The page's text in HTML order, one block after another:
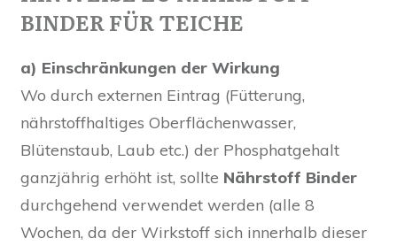
BINDER FÜR TEICHE
a) Einschränkungen der Wirkung
Wo durch externen Eintrag (Fütterung,
nährstoffhaltiges Oberflächenwasser,
Blütenstaub, Laub etc.) der Phosphatgehalt
ganzjährig erhöht ist, sollte Nährstoff Binder
durchgehend verwendet werden (alle 8
Wochen, da der Wirkstoff sich innerhalb dieser